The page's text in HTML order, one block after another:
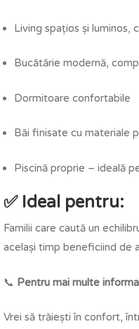
Living spațios și luminos,
Bucătărie modernă,
Dormitoare confortabile
Băi finisate cu materiale
Piscină proprie – ideală
✅ Ideal pentru:
Familii care caută un
același timp beneficiind de
📞 Pentru mai multe
Vrei să trăiești în confort,